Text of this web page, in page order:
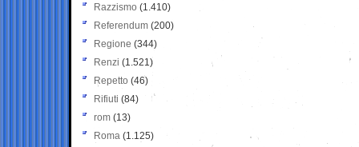
Razzismo (1.410)
Referendum (200)
Regione (344)
Renzi (1.521)
Repetto (46)
Rifiuti (84)
rom (13)
Roma (1.125)